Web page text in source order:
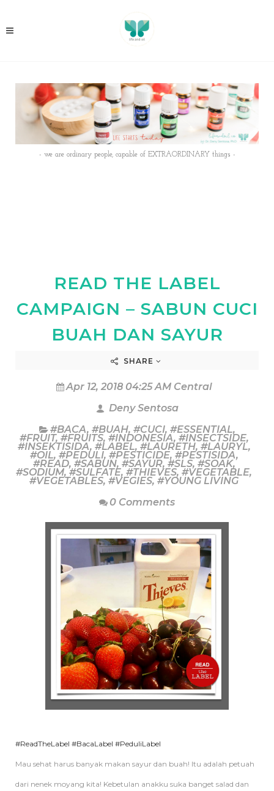
- we are ordinary people, capable of EXTRAORDINARY things -
READ THE LABEL
CAMPAIGN – SABUN CUCI
BUAH DAN SAYUR
SHARE
Apr 12, 2018 04:25 AM Central
Deny Sentosa
#BACA, #BUAH, #CUCI, #ESSENTIAL,
#FRUIT, #FRUITS, #INDONESIA, #INSECTSIDE,
#INSEKTISIDA, #LABEL, #LAURETH, #LAURYL,
#OIL, #PEDULI, #PESTICIDE, #PESTISIDA,
#READ, #SABUN, #SAYUR, #SLS, #SOAK,
#SODIUM, #SULFATE, #THIEVES, #VEGETABLE,
#VEGETABLES, #VEGIES, #YOUNG LIVING
0 Comments
#ReadTheLabel #BacaLabel #PeduliLabel
Mau sehat harus banyak makan sayur dan buah! Itu adalah petuah
dari nenek moyang kita! Kebetulan anakku suka banget salad dan